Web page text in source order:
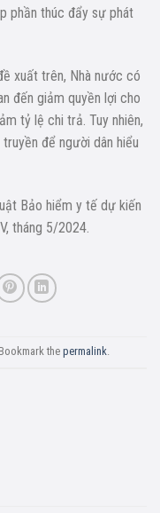
phần thúc đẩy sự phát
xuất trên, Nhà nước có
đến giảm quyền lợi cho
tỷ lệ chi trả. Tuy nhiên,
để người dân hiểu
Bảo hiểm y tế dự kiến
tháng 5/2024.
. Bookmark the permalink